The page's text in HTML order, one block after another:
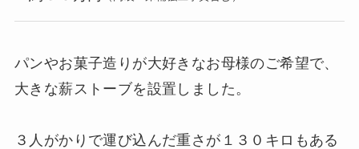
パンやお菓子造りが大好きなお母様のご希望で、
大きな薪ストーブを設置しました。
３人がかりで運び込んだ重さが１３０キロもある